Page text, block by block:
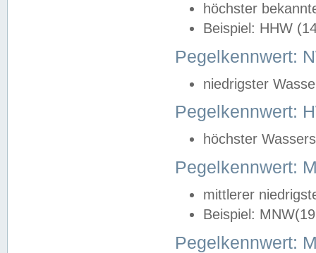
höchster
Beispiel: HHW
Pegelkennwert:
niedrigster
Pegelkennwert:
höchster
Pegelkennwert:
mittlerer
Beispiel:
Pegelkennwert: